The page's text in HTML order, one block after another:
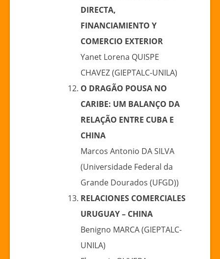
DIRECTA,
FINANCIAMIENTO Y
COMERCIO EXTERIOR
Yanet Lorena QUISPE
CHAVEZ (GIEPTALC-UNILA)
O DRAGÃO POUSA NO
CARIBE: UM BALANÇO DA
RELAÇÃO ENTRE CUBA E
CHINA
Marcos Antonio DA SILVA
(Universidade Federal da
Grande Dourados (UFGD))
RELACIONES COMERCIALES
URUGUAY – CHINA
Benigno MARCA (GIEPTALC-
UNILA)